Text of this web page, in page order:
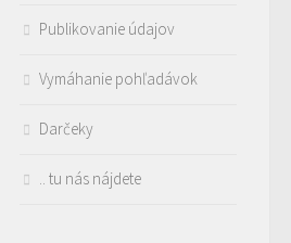
Publikovanie údajov
Vymáhanie pohľadávok
Darčeky
.. tu nás nájdete